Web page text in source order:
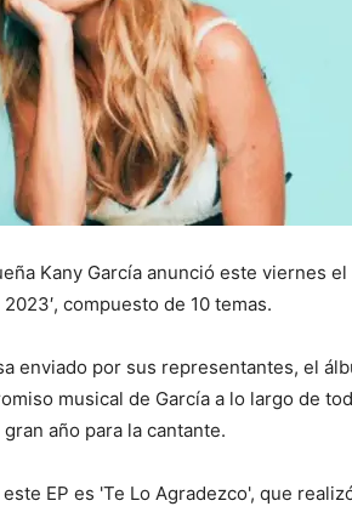
Kany García anunció este viernes
compuesto de 10 temas.
enviado por sus representantes, el
musical de García a lo largo de
año para la cantante.
EP es 'Te Lo Agradezco', que